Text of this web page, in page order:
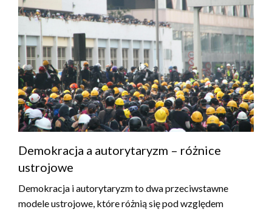
Demokracja a autorytaryzm – różnice
ustrojowe
Demokracja i autorytaryzm to dwa przeciwstawne
modele ustrojowe, które różnią się pod względem